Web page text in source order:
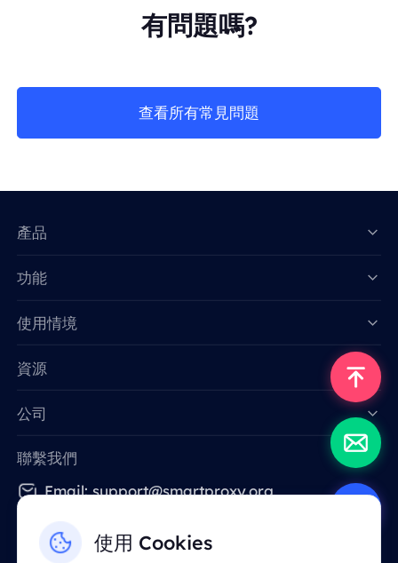
有問題嗎?
查看所有常見問題
使用 Cookies
產品
功能
使用情境
資源
公司
聯繫我們
Email: support@smartproxy.org